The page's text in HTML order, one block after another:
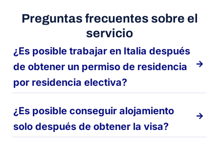
Preguntas frecuentes sobre el
servicio
¿Es posible trabajar en Italia después
de obtener un permiso de residencia
por residencia electiva?
¿Es posible conseguir alojamiento
solo después de obtener la visa?